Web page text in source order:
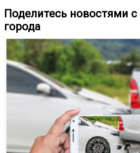
Поделитесь новостями
города